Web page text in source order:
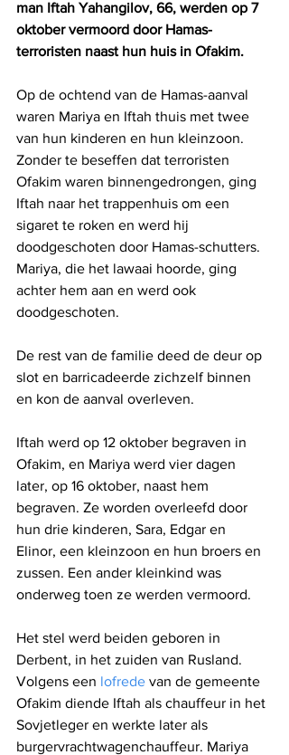
man Iftah Yahangilov, 66, werden op 7
oktober vermoord door Hamas-
terroristen naast hun huis in Ofakim.
Op de ochtend van de Hamas-aanval
waren Mariya en Iftah thuis met twee
van hun kinderen en hun kleinzoon.
Zonder te beseffen dat terroristen
Ofakim waren binnengedrongen, ging
Iftah naar het trappenhuis om een ​​
sigaret te roken en werd hij
doodgeschoten door Hamas-schutters.
Mariya, die het lawaai hoorde, ging
achter hem aan en werd ook
doodgeschoten.
De rest van de familie deed de deur op
slot en barricadeerde zichzelf binnen
en kon de aanval overleven.
Iftah werd op 12 oktober begraven in
Ofakim, en Mariya werd vier dagen
later, op 16 oktober, naast hem
begraven. Ze worden overleefd door
hun drie kinderen, Sara, Edgar en
Elinor, een kleinzoon en hun broers en
zussen. Een ander kleinkind was
onderweg toen ze werden vermoord.
Het stel werd beiden geboren in
Derbent, in het zuiden van Rusland.
Volgens een lofrede van de gemeente
Ofakim diende Iftah als chauffeur in het
Sovjetleger en werkte later als
burgervrachtwagenchauffeur. Mariya